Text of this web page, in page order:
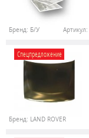
Бренд: Б/У Артикул:
Спецпредложение
Бренд: LAND ROVER